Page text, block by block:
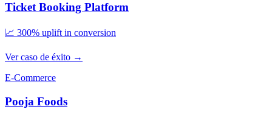
Ticket Booking Platform
📈 300% uplift in conversion
Ver caso de éxito →
E-Commerce
Pooja Foods